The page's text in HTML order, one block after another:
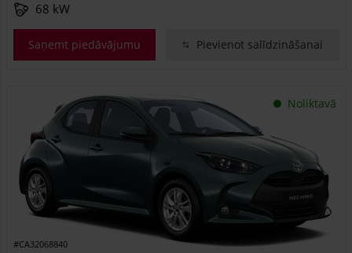
68 kW
Saņemt piedāvājumu Pievienot salīdzināšanai
Noliktavā
#CA32068840